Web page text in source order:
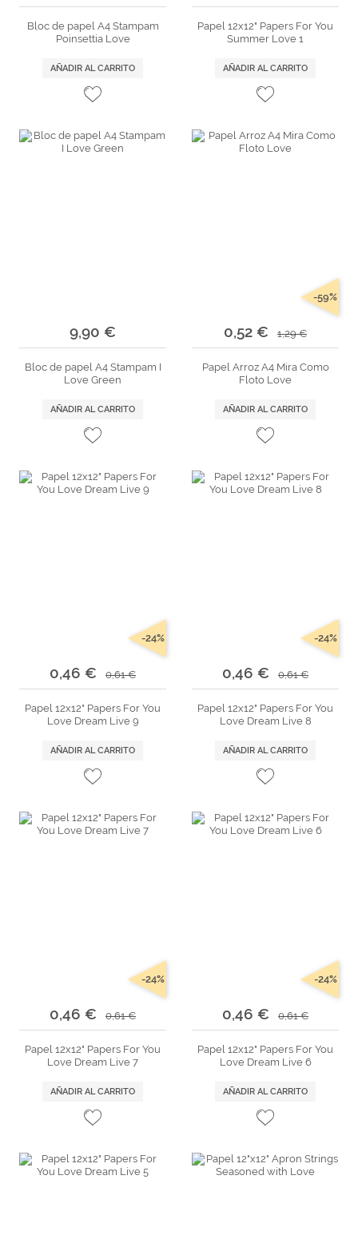
Bloc de papel A4 Stampam
Poinsettia Love
AÑADIR AL CARRITO
Papel 12x12" Papers For You
Summer Love 1
AÑADIR AL CARRITO
9,90 €
Bloc de papel A4 Stampam I
Love Green
AÑADIR AL CARRITO
0,52 € 1,29 €
-59%
Papel Arroz A4 Mira Como
Floto Love
AÑADIR AL CARRITO
0,46 € 0,61 €
-24%
Papel 12x12" Papers For You
Love Dream Live 9
AÑADIR AL CARRITO
0,46 € 0,61 €
-24%
Papel 12x12" Papers For You
Love Dream Live 8
AÑADIR AL CARRITO
0,46 € 0,61 €
-24%
Papel 12x12" Papers For You
Love Dream Live 7
AÑADIR AL CARRITO
0,46 € 0,61 €
-24%
Papel 12x12" Papers For You
Love Dream Live 6
AÑADIR AL CARRITO